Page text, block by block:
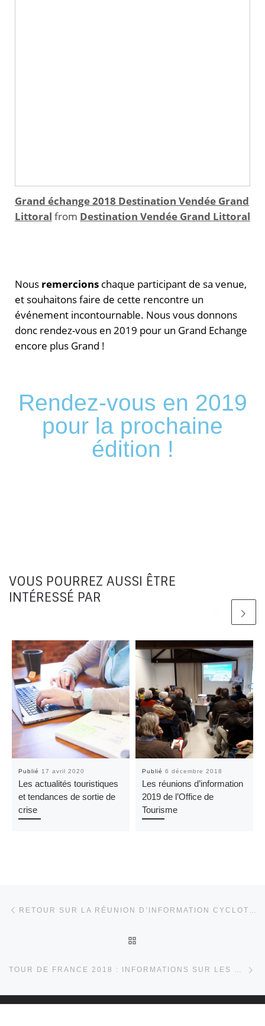
Grand échange 2018 Destination Vendée Grand
Littoral from Destination Vendée Grand Littoral
Nous remercions chaque participant de sa venue,
et souhaitons faire de cette rencontre un
événement incontournable. Nous vous donnons
donc rendez-vous en 2019 pour un Grand Echange
encore plus Grand !
Rendez-vous en 2019
pour la prochaine
édition !
VOUS POURREZ AUSSI ÊTRE
INTÉRESSÉ PAR
Publié 17 avril 2020
Les actualités touristiques
et tendances de sortie de
crise
Publié 6 décembre 2018
Les réunions d’information
2019 de l’Office de
Tourisme
Parcourir les articles
TOUR DE FRANCE 2018 : INFORMATIONS SUR LES CONDITIONS DE CIRCULATION